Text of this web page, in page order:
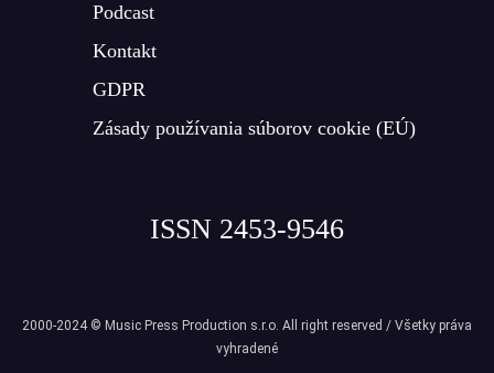
Podcast
Kontakt
GDPR
Zásady používania súborov cookie (EÚ)
ISSN 2453-9546
2000-2024 © Music Press Production s.r.o. All right reserved / Všetky práva
vyhradené